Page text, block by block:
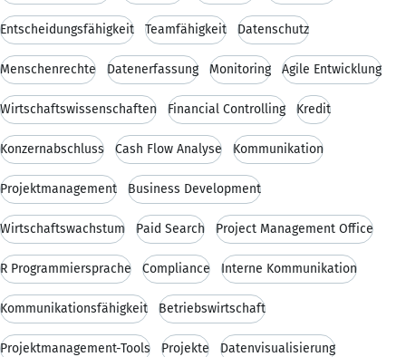
Entscheidungsfähigkeit Teamfähigkeit Datenschutz
Menschenrechte Datenerfassung Monitoring Agile Entwicklung
Wirtschaftswissenschaften Financial Controlling Kredit
Konzernabschluss Cash Flow Analyse Kommunikation
Projektmanagement Business Development
Wirtschaftswachstum Paid Search Project Management Office
R Programmiersprache Compliance Interne Kommunikation
Kommunikationsfähigkeit Betriebswirtschaft
Projektmanagement-Tools Projekte Datenvisualisierung